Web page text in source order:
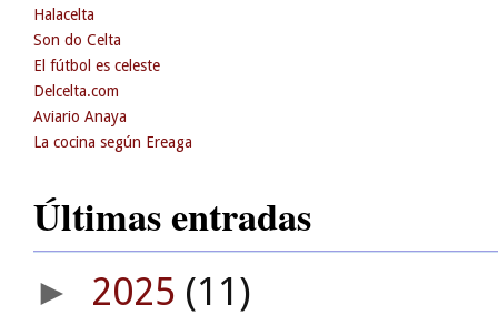
Halacelta
Son do Celta
El fútbol es celeste
Delcelta.com
Aviario Anaya
La cocina según Ereaga
Últimas entradas
► 2025 (11)